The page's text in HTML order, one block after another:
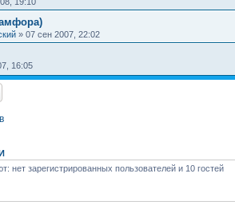
19:10
» 07 сен 2007, 22:02
16:05
нет зарегистрированных пользователей и 10 гостей